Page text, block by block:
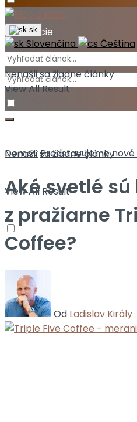
Akcie
Nenašli sa žiadne články
View All Result
sk
Slovenčina Čeština
Nenašli sa žiadne články
View All Result
DomovPredstavujeme
Aké svetlé
z pražiarne
Coffee?
Od Ladislav Király